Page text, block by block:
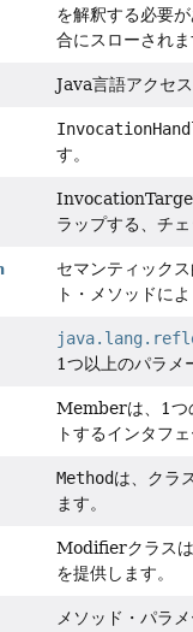
を解釈する必要
合にスローされま
Java言語アクセ
す。
ラップする、チェ
セマンティック
ト・メソッドに
1つ以上のパラメ
Memberは、1つ
トするインタフェ
Methodは、クラ
ます。
Modifierクラスは
を提供します。
メソッド・パラ